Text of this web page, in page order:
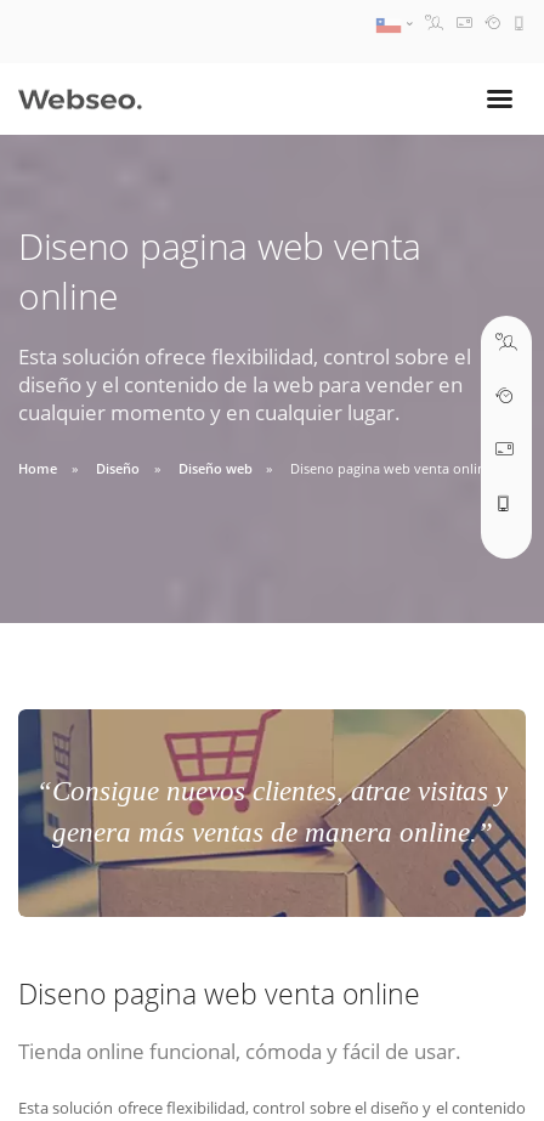
Diseno pagina web venta
online
Esta solución ofrece flexibilidad, control sobre el
diseño y el contenido de la web para vender en
cualquier momento y en cualquier lugar.
Home Diseño Diseño web Diseno pagina web venta online
“Consigue nuevos clientes, atrae visitas y
genera más ventas de manera online.”
Diseno pagina web venta online
Tienda online funcional, cómoda y fácil de usar.
Esta solución ofrece flexibilidad, control sobre el diseño y el contenido
09:30 AM A 18:30 PM
ABRIR TICKET